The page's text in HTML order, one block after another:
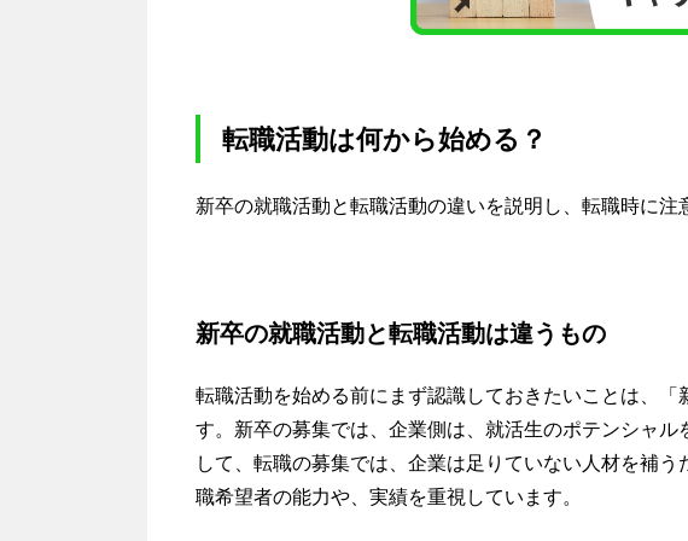
転職活動は何から始める？
新卒の就職活動と転職活動の違いを説明し、転職時に注
新卒の就職活動と転職活動は違うもの
転職活動を始める前にまず認識しておきたいことは、
す。新卒の募集では、企業側は、就活生のポテンシャ
して、転職の募集では、企業は足りていない人材を補
職希望者の能力や、実績を重視しています。